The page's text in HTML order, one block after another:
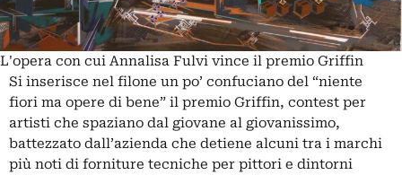
L'opera con cui Annalisa Fulvi vince il premio Griffin
Si inserisce nel filone un po’ confuciano del “niente
fiori ma opere di bene” il premio Griffin, contest per
artisti che spaziano dal giovane al giovanissimo,
battezzato dall’azienda che detiene alcuni tra i marchi
più noti di forniture tecniche per pittori e dintorni